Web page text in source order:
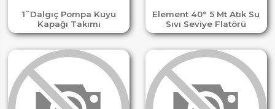
1 ̋ Dalgıç Pompa Kuyu
Kapağı Takımı
Element 40° 5 Mt Atık Su
Sıvı Seviye Flatörü